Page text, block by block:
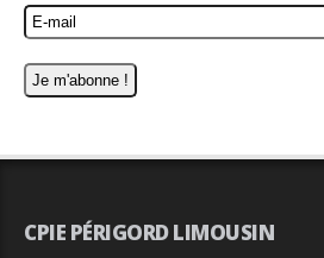
CPIE PÉRIGORD LIMOUSIN